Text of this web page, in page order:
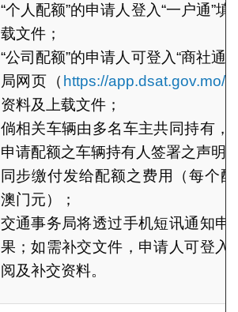
“个人配额”的申请人登入“一户通”
载文件；
“公司配额”的申请人可登入“商社通
局网页（ https://app.dsat.gov.mo/
资料及上载文件；
倘相关车辆由多名车主共同持有，
申请配额之车辆持有人签署之声明
同步缴付发给配额之费用（每个
澳门元）；
交通事务局将透过手机短讯通知申
果；如需补交文件，申请人可登入
阅及补交资料。